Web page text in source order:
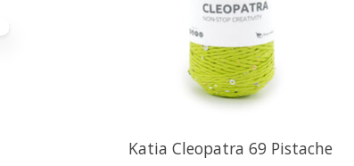
Katia Cleopatra 69 Pistache